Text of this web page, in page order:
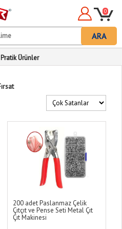
ARA
0
Pratik Ürünler
200 adet Paslanmaz Çelik
Çıtçıt ve Pense Seti Metal Çıt
Çıt Makinesi